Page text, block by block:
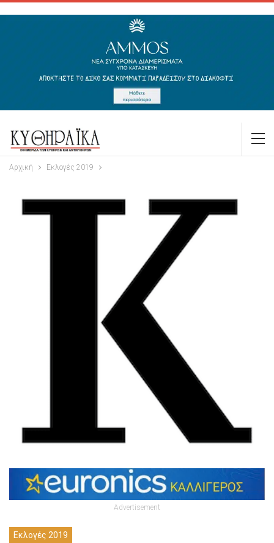
Αρχική Εκλογές 2019
Advertisement
Εκλογές 2019